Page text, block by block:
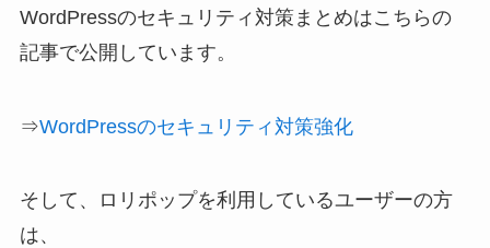
WordPressのセキュリティ対策まとめはこちらの
記事で公開しています。
⇒WordPressのセキュリティ対策強化
そして、ロリポップを利用しているユーザーの方
は、